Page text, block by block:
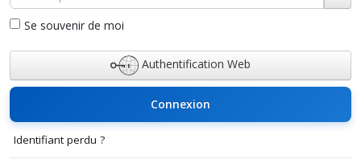
Se souvenir de moi
Authentification Web
Connexion
Identifiant perdu ?